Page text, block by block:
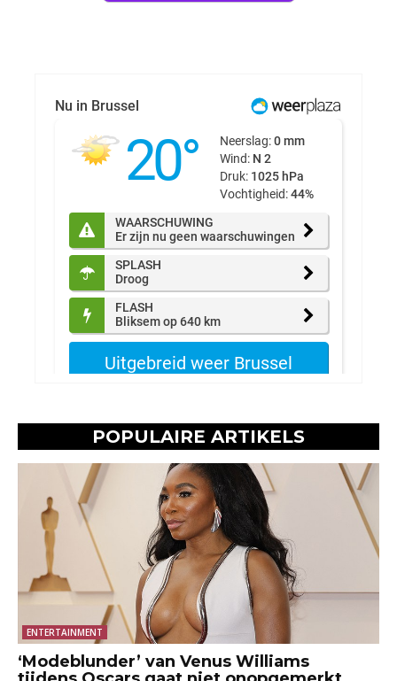
POPULAIRE ARTIKELS
ENTERTAINMENT
‘Modeblunder’ van Venus Williams